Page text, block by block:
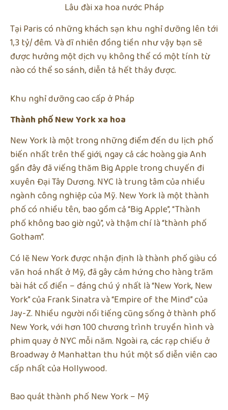
Lâu đài xa hoa nước Pháp
Tại Paris có những khách sạn khu nghỉ dưỡng lên tới
1,3 tỷ/ đêm. Và dĩ nhiên đồng tiền như vậy bạn sẽ
được hưởng một dịch vụ không thể có một tính từ
nào có thể so sánh, diễn tả hết thảy được.
Khu nghỉ dưỡng cao cấp ở Pháp
Thành phố New York xa hoa
New York là một trong những điểm đến du lịch phổ
biến nhất trên thế giới, ngay cả các hoàng gia Anh
gần đây đã viếng thăm Big Apple trong chuyến đi
xuyên Đại Tây Dương. NYC là trung tâm của nhiều
ngành công nghiệp của Mỹ. New York là một thành
phố có nhiều tên, bao gồm cả “Big Apple”, “Thành
phố không bao giờ ngủ”, và thậm chí là “thành phố
Gotham”.
Có lẽ New York được nhận định là thành phố giàu có
văn hoá nhất ở Mỹ, đã gây cảm hứng cho hàng trăm
bài hát cổ điển – đáng chú ý nhất là “New York, New
York” của Frank Sinatra và “Empire of the Mind” của
Jay-Z. Nhiều người nổi tiếng cũng sống ở thành phố
New York, với hơn 100 chương trình truyền hình và
phim quay ở NYC mỗi năm. Ngoài ra, các rạp chiếu ở
Broadway ở Manhattan thu hút một số diễn viên cao
cấp nhất của Hollywood.
Bao quát thành phố New York – Mỹ